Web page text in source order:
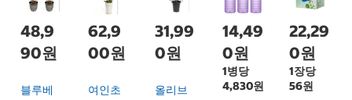
48,9
90원
블루베
62,9
00원
여인초
31,99
0원
올리브
14,49
0원
1병당
4,830원
22,29
0원
1장당
56원